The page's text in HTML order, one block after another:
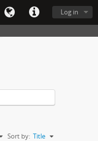
Log in
Sort by: Title